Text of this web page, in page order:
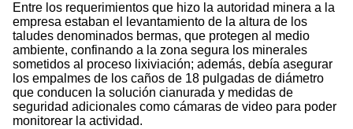
Entre los requerimientos que hizo la autoridad minera a la
empresa estaban el levantamiento de la altura de los
taludes denominados bermas, que protegen al medio
ambiente, confinando a la zona segura los minerales
sometidos al proceso lixiviación; además, debía asegurar
los empalmes de los caños de 18 pulgadas de diámetro
que conducen la solución cianurada y medidas de
seguridad adicionales como cámaras de video para poder
monitorear la actividad.